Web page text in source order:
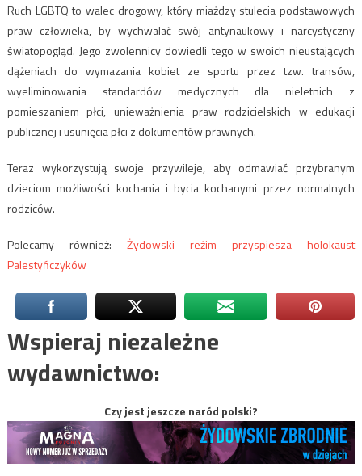
Ruch LGBTQ to walec drogowy, który miażdzy stulecia podstawowych
praw człowieka, by wychwalać swój antynaukowy i narcystyczny
światopogląd. Jego zwolennicy dowiedli tego w swoich nieustających
dążeniach do wymazania kobiet ze sportu przez tzw. transów,
wyeliminowania standardów medycznych dla nieletnich z
pomieszaniem płci, unieważnienia praw rodzicielskich w edukacji
publicznej i usunięcia płci z dokumentów prawnych.
Teraz wykorzystują swoje przywileje, aby odmawiać przybranym
dzieciom możliwości kochania i bycia kochanymi przez normalnych
rodziców.
Polecamy również: Żydowski reżim przyspiesza holokaust
Palestyńczyków
Wspieraj niezależne
wydawnictwo:
Czy jest jeszcze naród polski?